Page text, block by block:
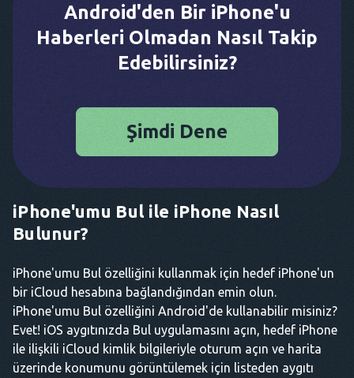
Android'den Bir iPhone'u
Haberleri Olmadan Nasıl Takip
Edebilirsiniz?
Şimdi Dene
iPhone'umu Bul ile iPhone Nasıl
Bulunur?
iPhone'umu Bul özelliğini kullanmak için hedef iPhone'un
bir iCloud hesabına bağlandığından emin olun.
iPhone'umu Bul özelliğini Android'de kullanabilir misiniz?
Evet! iOS aygıtınızda Bul uygulamasını açın, hedef iPhone
ile ilişkili iCloud kimlik bilgileriyle oturum açın ve harita
üzerinde konumunu görüntülemek için listeden aygıtı